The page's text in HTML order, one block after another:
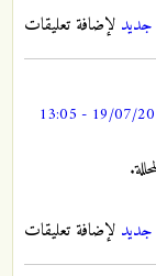
لإضافة تعليقات
لإضافة تعليقات